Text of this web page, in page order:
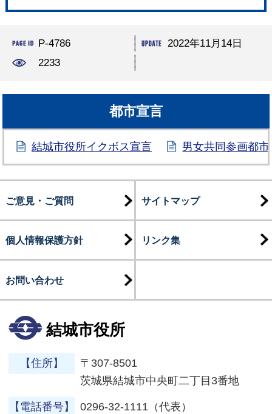
P-4786
2022年11月14日
2233
都市宣言
結城市役所イクボス宣言 男女共同参画都
ご意見・ご質問 サイトマップ
個人情報保護方針 リンク集
お問い合わせ
結城市役所
【住所】
〒307-8501
茨城県結城市中央町二丁目3番地
【電話番号】 0296-32-1111（代表）